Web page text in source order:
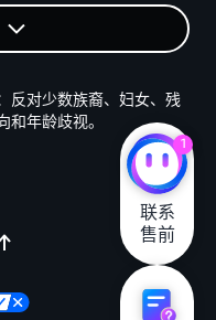
反对少数族裔、妇女、残
年龄歧视。
1
联系
售前